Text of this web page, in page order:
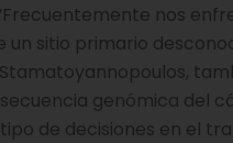
nos
sitio primario
genómica del
de decisiones en el